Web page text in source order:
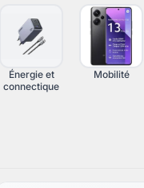
Filtres de confidentialité
Voir plus
Énergie et
connectique
Mobilité